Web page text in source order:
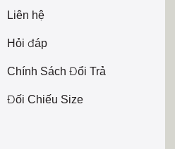
Liên hệ
Hỏi đáp
Chính Sách Đổi Trả
Đối Chiếu Size